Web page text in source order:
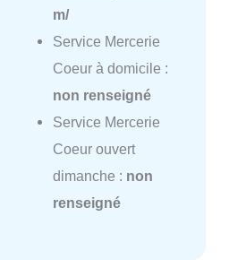
m/
Service Mercerie
Coeur à domicile :
non renseigné
Service Mercerie
Coeur ouvert
dimanche : non
renseigné